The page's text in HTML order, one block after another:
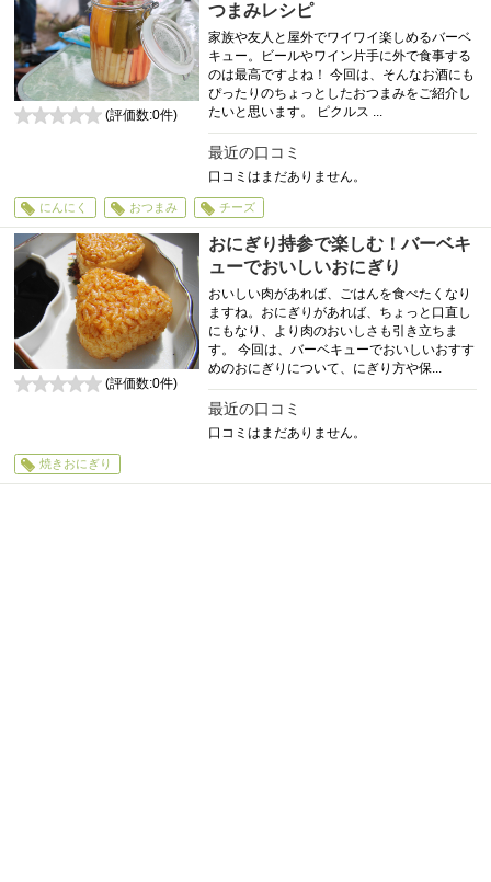
つまみレシピ
家族や友人と屋外でワイワイ楽しめるバーベ
キュー。ビールやワイン片手に外で食事する
のは最高ですよね！ 今回は、そんなお酒にも
ぴったりのちょっとしたおつまみをご紹介し
たいと思います。 ピクルス ...
最近の口コミ
口コミはまだありません。
(評価数:0件)
にんにく おつまみ チーズ
おにぎり持参で楽しむ！バーベキ
ューでおいしいおにぎり
おいしい肉があれば、ごはんを食べたくなり
ますね。おにぎりがあれば、ちょっと口直し
にもなり、より肉のおいしさも引き立ちま
す。 今回は、バーベキューでおいしいおすす
めのおにぎりについて、にぎり方や保...
最近の口コミ
口コミはまだありません。
(評価数:0件)
焼きおにぎり